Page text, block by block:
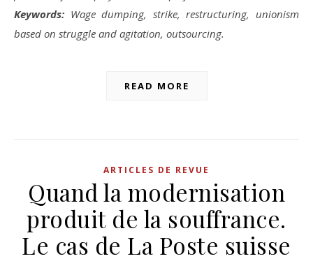
Keywords: Wage dumping, strike, restructuring, unionism
based on struggle and agitation, outsourcing.
READ MORE
ARTICLES DE REVUE
Quand la modernisation
produit de la souffrance.
Le cas de La Poste suisse